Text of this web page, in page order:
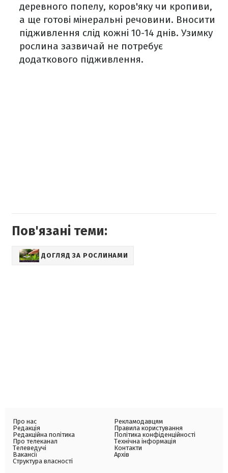
деревного попелу, коров'яку чи кропиви,
а ще готові мінеральні речовини. Вносити
підживлення слід кожні 10-14 днів. Узимку
рослина зазвичай не потребує
додаткового підживлення.
Пов'язані теми:
ДОГЛЯД ЗА РОСЛИНАМИ
Про нас
Редакція
Редакційна політика
Про телеканал
Телеведучі
Вакансії
Структура власності
Рекламодавцям
Правила користування
Політика конфіденційності
Технічна інформація
Контакти
Архів